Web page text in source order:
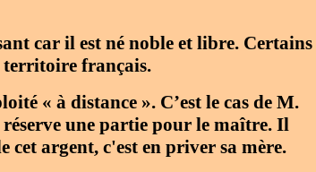
car il est né noble et libre. Certains
territoire français.
« à distance ». C’est le cas de M.
une partie pour le maître. Il
argent, c'est en priver sa mère.